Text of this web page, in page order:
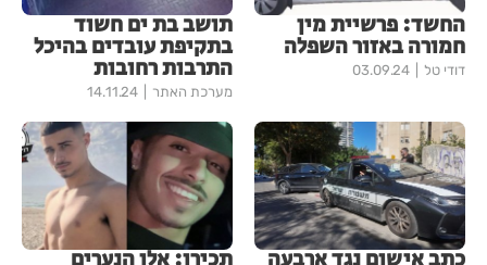
החשד: פרשיית מין
חמורה באזור השפלה
דודי טל 03.09.24
תושב בת ים חשוד
בתקיפת עובדים בהיכל
התרבות רחובות
מערכת האתר 14.11.24